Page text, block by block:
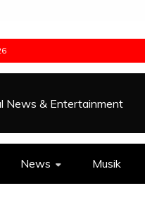
News & Entertainment
News Musik